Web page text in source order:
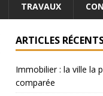
TRAVAUX
ARTICLES
Immobilier : la ville la
comparée